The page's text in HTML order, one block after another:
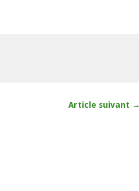
Article suivant →